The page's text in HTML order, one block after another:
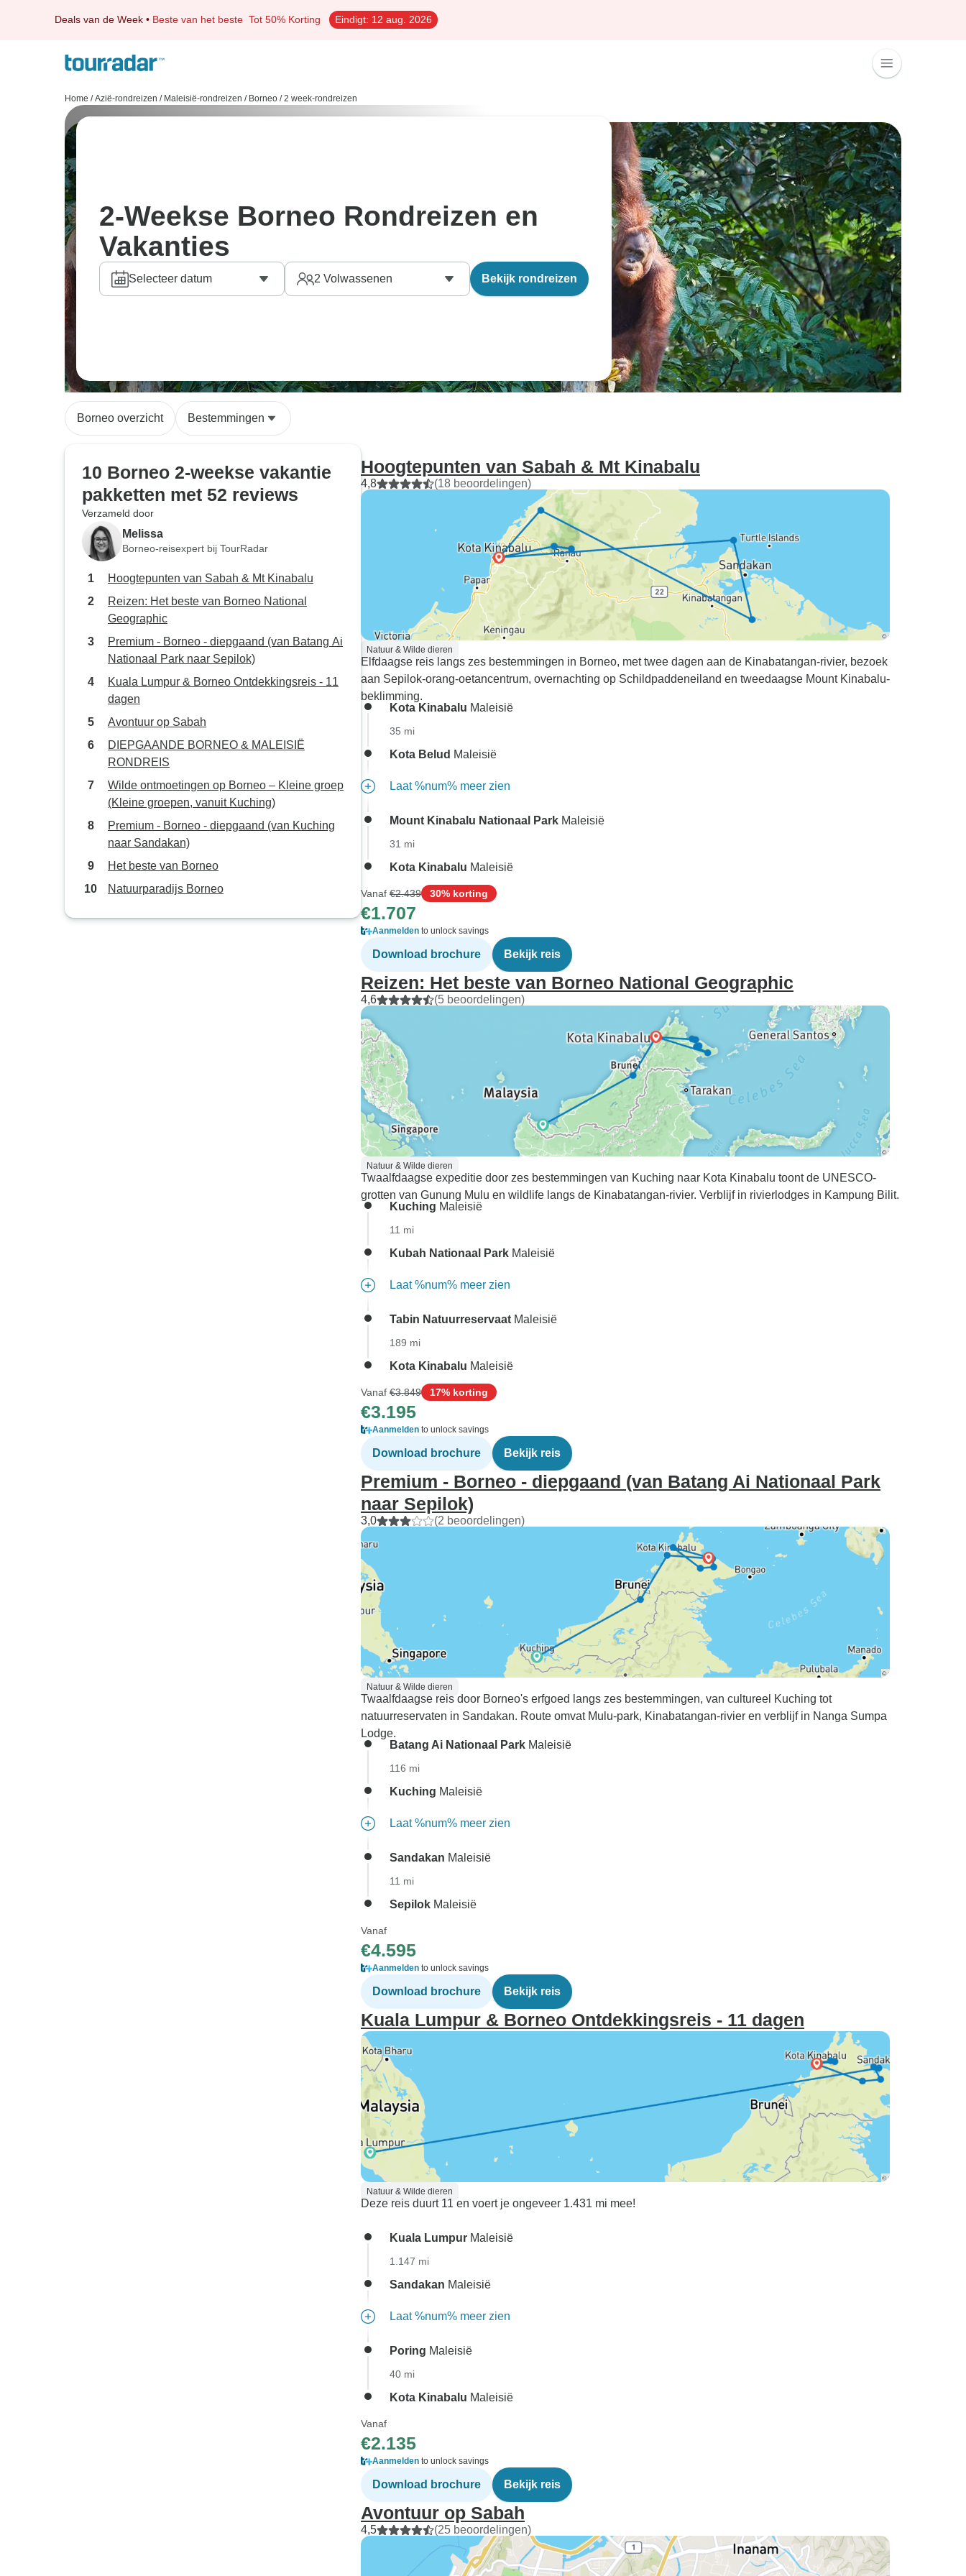
Deals van de Week • Beste van het beste Tot 50% Korting Eindigt: 12 aug. 2026
Home / Azië-rondreizen / Maleisië-rondreizen / Borneo / 2 week-rondreizen
2-Weekse Borneo Rondreizen en
Vakanties
Selecteer datum 2 Volwassenen Bekijk rondreizen
Borneo overzicht Bestemmingen
10 Borneo 2-weekse vakantie
pakketten met 52 reviews
Verzameld door
Melissa
Borneo-reisexpert bij TourRadar
Hoogtepunten van Sabah & Mt Kinabalu
Reizen: Het beste van Borneo National
Geographic
Premium - Borneo - diepgaand (van Batang Ai
Nationaal Park naar Sepilok)
Kuala Lumpur & Borneo Ontdekkingsreis - 11
dagen
Avontuur op Sabah
DIEPGAANDE BORNEO & MALEISIË
RONDREIS
Wilde ontmoetingen op Borneo – Kleine groep
(Kleine groepen, vanuit Kuching)
Premium - Borneo - diepgaand (van Kuching
naar Sandakan)
Het beste van Borneo
Natuurparadijs Borneo
Hoogtepunten van Sabah & Mt Kinabalu
4,8 (18 beoordelingen)
Natuur & Wilde dieren
Elfdaagse reis langs zes bestemmingen in Borneo, met twee dagen aan de Kinabatangan-rivier, bezoek
aan Sepilok-orang-oetancentrum, overnachting op Schildpaddeneiland en tweedaagse Mount Kinabalu-
beklimming.
Kota Kinabalu Maleisië
35 mi
Kota Belud Maleisië
Laat %num% meer zien
Mount Kinabalu Nationaal Park Maleisië
31 mi
Kota Kinabalu Maleisië
Vanaf €2.439 30% korting
€1.707
Aanmelden to unlock savings
Download brochure Bekijk reis
Reizen: Het beste van Borneo National Geographic
4,6 (5 beoordelingen)
Natuur & Wilde dieren
Twaalfdaagse expeditie door zes bestemmingen van Kuching naar Kota Kinabalu toont de UNESCO-
grotten van Gunung Mulu en wildlife langs de Kinabatangan-rivier. Verblijf in rivierlodges in Kampung Bilit.
Kuching Maleisië
11 mi
Kubah Nationaal Park Maleisië
Laat %num% meer zien
Tabin Natuurreservaat Maleisië
189 mi
Kota Kinabalu Maleisië
Vanaf €3.849 17% korting
€3.195
Aanmelden to unlock savings
Download brochure Bekijk reis
Premium - Borneo - diepgaand (van Batang Ai Nationaal Park
naar Sepilok)
3,0 (2 beoordelingen)
Natuur & Wilde dieren
Twaalfdaagse reis door Borneo's erfgoed langs zes bestemmingen, van cultureel Kuching tot
natuurreservaten in Sandakan. Route omvat Mulu-park, Kinabatangan-rivier en verblijf in Nanga Sumpa
Lodge.
Batang Ai Nationaal Park Maleisië
116 mi
Kuching Maleisië
Laat %num% meer zien
Sandakan Maleisië
11 mi
Sepilok Maleisië
Vanaf
€4.595
Aanmelden to unlock savings
Download brochure Bekijk reis
Kuala Lumpur & Borneo Ontdekkingsreis - 11 dagen
Natuur & Wilde dieren
Deze reis duurt 11 en voert je ongeveer 1.431 mi mee!
Kuala Lumpur Maleisië
1.147 mi
Sandakan Maleisië
Laat %num% meer zien
Poring Maleisië
40 mi
Kota Kinabalu Maleisië
Vanaf
€2.135
Aanmelden to unlock savings
Download brochure Bekijk reis
Avontuur op Sabah
4,5 (25 beoordelingen)